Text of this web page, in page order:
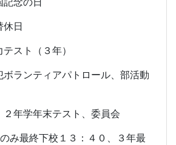
休日
スト（３年）
ボランティアパトロール、部活動
２年学年末テスト、委員会
最終下校１３：４０、３年最